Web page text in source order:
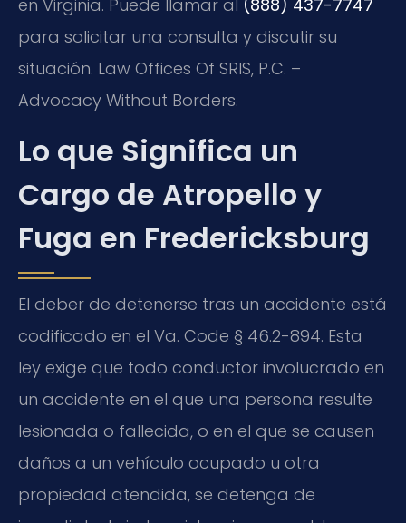
en Virginia. Puede llamar al (888) 437-7747
para solicitar una consulta y discutir su
situación. Law Offices Of SRIS, P.C. –
Advocacy Without Borders.
Lo que Significa un
Cargo de Atropello y
Fuga en Fredericksburg
El deber de detenerse tras un accidente está
codificado en el Va. Code § 46.2-894. Esta
ley exige que todo conductor involucrado en
un accidente en el que una persona resulte
lesionada o fallecida, o en el que se causen
daños a un vehículo ocupado u otra
propiedad atendida, se detenga de